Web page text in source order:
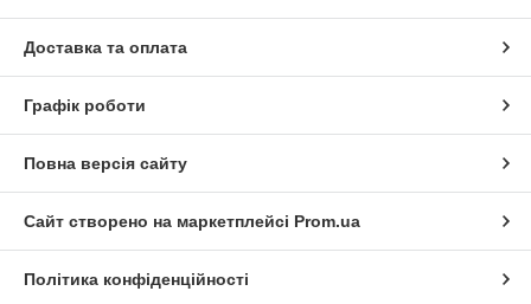
Доставка та оплата
Графік роботи
Повна версія сайту
Сайт створено на маркетплейсі Prom.ua
Політика конфіденційності